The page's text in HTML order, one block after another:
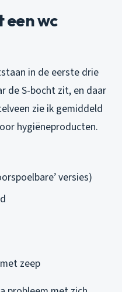
wc
in de eerste drie
de S-bocht zit, en daar
zie ik gemiddeld
hygiëneproducten.
versies)
zeep